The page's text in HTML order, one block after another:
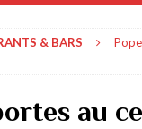
& BARS
au